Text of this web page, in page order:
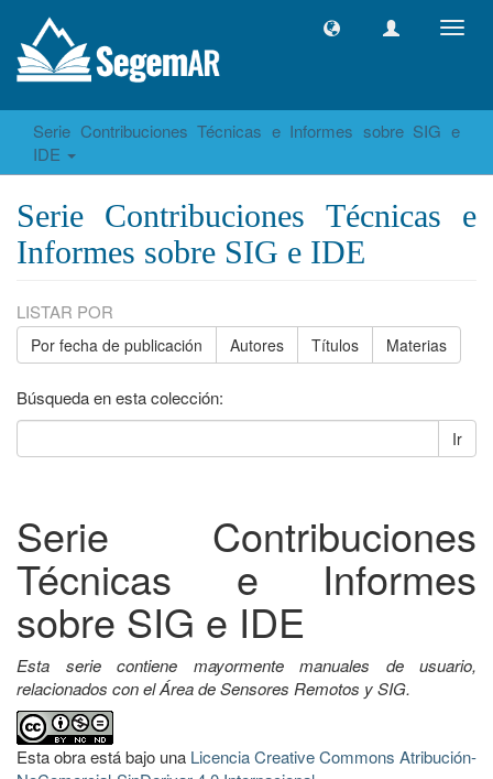
Serie Contribuciones Técnicas e Informes sobre SIG e
IDE
Serie Contribuciones Técnicas e
Informes sobre SIG e IDE
LISTAR POR
Por fecha de publicación Autores Títulos Materias
Búsqueda en esta colección:
Ir
Serie Contribuciones
Técnicas e Informes
sobre SIG e IDE
Esta serie contiene mayormente manuales de usuario,
relacionados con el Área de Sensores Remotos y SIG.
Esta obra está bajo una Licencia Creative Commons Atribución-